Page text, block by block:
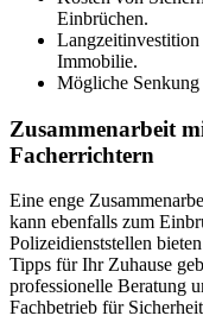
Einbrüchen.
Immobilie.
Mögliche Senkung
Zusammenarbeit
Facherrichtern
Eine enge
kann ebenfalls zum
Polizeidienststellen
Tipps für Ihr Zuhause
professionelle Beratung
Fachbetrieb für